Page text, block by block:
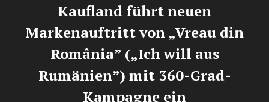
Kaufland führt neuen
Markenauftritt von „Vreau din
România” („Ich will aus
Rumänien”) mit 360-Grad-
Kampagne ein